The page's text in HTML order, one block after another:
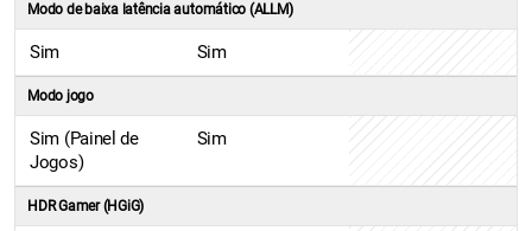
Modo de baixa latência automático (ALLM)
Sim Sim
Modo jogo
Sim (Painel de
Jogos)
Sim
HDR Gamer (HGiG)